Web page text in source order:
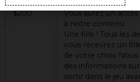
$200
Vous aurez un
à notre contenu
Une fille ! Tous les
vous recevrez un
de votre choix
des informations sur
sortir dans le jeu